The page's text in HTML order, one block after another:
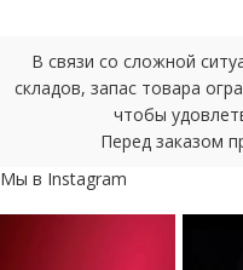
В связи со сложной
складов, запас товара
чтобы
Перед заказом
Мы в Instagram